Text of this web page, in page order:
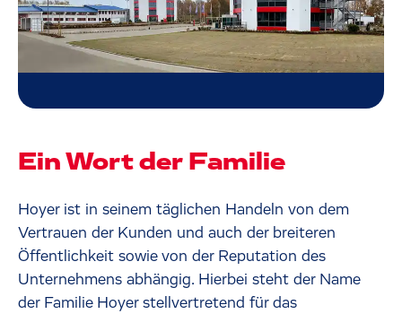
Ein Wort der Familie
Hoyer ist in seinem täglichen Handeln von dem
Vertrauen der Kunden und auch der breiteren
Öffentlichkeit sowie von der Reputation des
Unternehmens abhängig. Hierbei steht der Name
der Familie Hoyer stellvertretend für das